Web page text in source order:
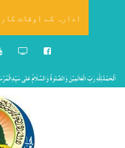
8.00 - 18.00 ادارہ کے